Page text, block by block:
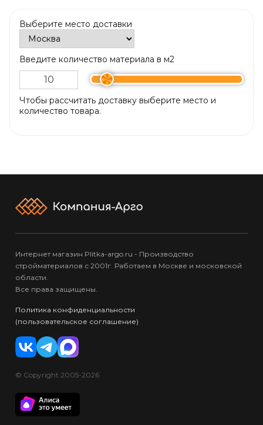
Выберите место доставки
Введите количество материала в м2
Чтобы рассчитать доставку выберите место и
количество товара.
Интернет магазин Plitka-argo.ru - Производство
стройматериалов с 2001г. Работаем в Москве и московской
области.
Все права защищены.
Политика конфиденциальности
(пользовательское соглашение)
© Copyright 2005-2026